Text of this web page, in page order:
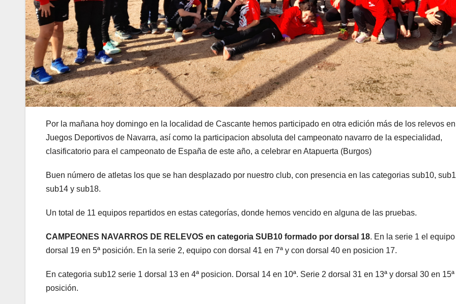
Por la mañana hoy domingo en la localidad de Cascante hemos participado en otra edición más de los relevos en
Juegos Deportivos de Navarra, así como la participacion absoluta del campeonato navarro de la especialidad,
clasificatorio para el campeonato de España de este año, a celebrar en Atapuerta (Burgos)
Buen número de atletas los que se han desplazado por nuestro club, con presencia en las categorias sub10,
sub14 y sub18.
Un total de 11 equipos repartidos en estas categorías, donde hemos vencido en alguna de las pruebas.
CAMPEONES NAVARROS DE RELEVOS en categoria SUB10 formado por dorsal 18. En la serie 1 el equipo
dorsal 19 en 5ª posición. En la serie 2, equipo con dorsal 41 en 7ª y con dorsal 40 en posicion 17.
En categoria sub12 serie 1 dorsal 13 en 4ª posicion. Dorsal 14 en 10ª. Serie 2 dorsal 31 en 13ª y dorsal 30 en 15ª
posición.